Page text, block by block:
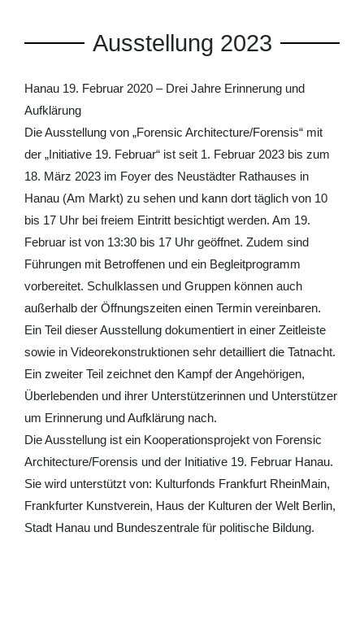
Ausstellung 2023
Hanau 19. Februar 2020 – Drei Jahre Erinnerung und
Aufklärung
Die Ausstellung von „Forensic Architecture/Forensis“ mit
der „Initiative 19. Februar“ ist seit 1. Februar 2023 bis zum
18. März 2023 im Foyer des Neustädter Rathauses in
Hanau (Am Markt) zu sehen und kann dort täglich von 10
bis 17 Uhr bei freiem Eintritt besichtigt werden. Am 19.
Februar ist von 13:30 bis 17 Uhr geöffnet. Zudem sind
Führungen mit Betroffenen und ein Begleitprogramm
vorbereitet. Schulklassen und Gruppen können auch
außerhalb der Öffnungszeiten einen Termin vereinbaren.
Ein Teil dieser Ausstellung dokumentiert in einer Zeitleiste
sowie in Videorekonstruktionen sehr detailliert die Tatnacht.
Ein zweiter Teil zeichnet den Kampf der Angehörigen,
Überlebenden und ihrer Unterstützerinnen und Unterstützer
um Erinnerung und Aufklärung nach.
Die Ausstellung ist ein Kooperationsprojekt von Forensic
Architecture/Forensis und der Initiative 19. Februar Hanau.
Sie wird unterstützt von: Kulturfonds Frankfurt RheinMain,
Frankfurter Kunstverein, Haus der Kulturen der Welt Berlin,
Stadt Hanau und Bundeszentrale für politische Bildung.